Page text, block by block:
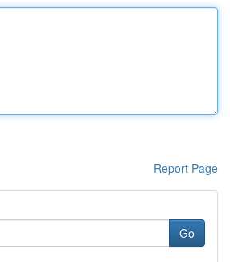
Report Page
Go